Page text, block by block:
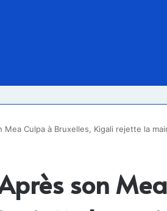
Mea Culpa à Bruxelles, Kigali rejette la
son